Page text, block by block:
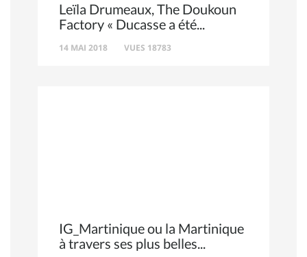
Leïla Drumeaux, The Doukoun
Factory « Ducasse a été
14 MAI 2018 VUES 18783
IG_Martinique ou la Martinique
à travers ses plus belles